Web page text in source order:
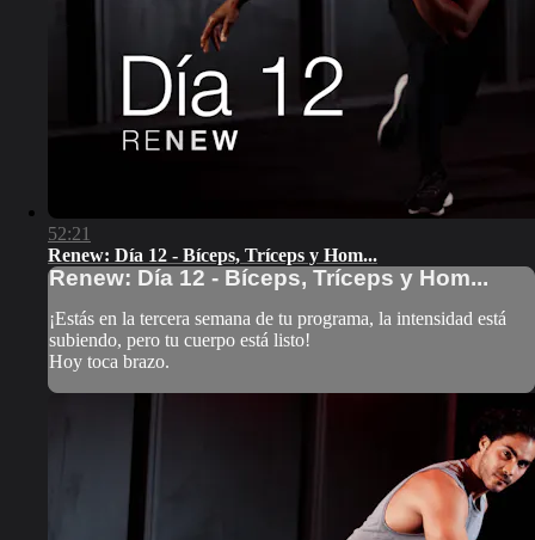
52:21
Renew: Día 12 - Bíceps, Tríceps y Hom...
Renew: Día 12 - Bíceps, Tríceps y Hom...
¡Estás en la tercera semana de tu programa, la intensidad está
subiendo, pero tu cuerpo está listo!
Hoy toca brazo.